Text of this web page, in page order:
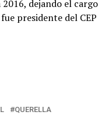
dejando el cargo
presidente del CEP
QUERELLA